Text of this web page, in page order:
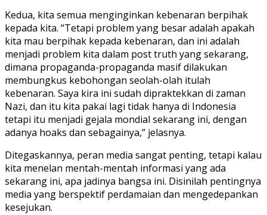
Kedua, kita semua menginginkan kebenaran berpihak
kepada kita. “Tetapi problem yang besar adalah apakah
kita mau berpihak kepada kebenaran, dan ini adalah
menjadi problem kita dalam post truth yang sekarang,
dimana propaganda-propaganda masif dilakukan
membungkus kebohongan seolah-olah itulah
kebenaran. Saya kira ini sudah dipraktekkan di zaman
Nazi, dan itu kita pakai lagi tidak hanya di Indonesia
tetapi itu menjadi gejala mondial sekarang ini, dengan
adanya hoaks dan sebagainya,” jelasnya.
Ditegaskannya, peran media sangat penting, tetapi kalau
kita menelan mentah-mentah informasi yang ada
sekarang ini, apa jadinya bangsa ini. Disinilah pentingnya
media yang berspektif perdamaian dan mengedepankan
kesejukan.